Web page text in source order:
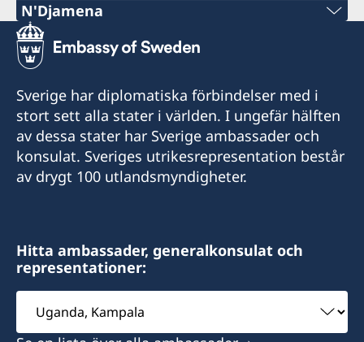
Telefon:
+236-75510494
c.mararv@gmail.com
Honorärkonsul Charlotte Mararv
Besöksadress:
Consulat de Suède, Karakanji, Avenue de
Flandres, Bangui
N'Djamena
Telefon:
+235 63 74 88 49
Telefon:
+235 66 30 67 41
E-post:
Honorärkonsul Sara Durand
Postadress: Consulat de Suède, B.P. 1935,
N'Djamena, TCHAD
Sverige har diplomatiska förbindelser med i
stort sett alla stater i världen. I ungefär hälften
av dessa stater har Sverige ambassader och
konsulat. Sveriges utrikesrepresentation består
av drygt 100 utlandsmyndigheter.
Hitta ambassader, generalkonsulat och
representationer:
Välj
ambassad